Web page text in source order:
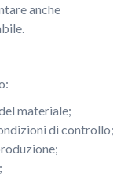
anche
materiale;
di controllo;